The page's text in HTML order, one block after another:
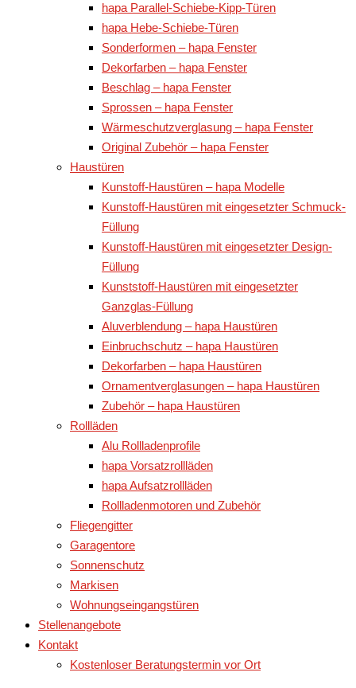
hapa Parallel-Schiebe-Kipp-Türen
hapa Hebe-Schiebe-Türen
Sonderformen – hapa Fenster
Dekorfarben – hapa Fenster
Beschlag – hapa Fenster
Sprossen – hapa Fenster
Wärmeschutzverglasung – hapa Fenster
Original Zubehör – hapa Fenster
Haustüren
Kunstoff-Haustüren – hapa Modelle
Kunstoff-Haustüren mit eingesetzter Schmuck-
Füllung
Kunstoff-Haustüren mit eingesetzter Design-
Füllung
Kunststoff-Haustüren mit eingesetzter
Ganzglas-Füllung
Aluverblendung – hapa Haustüren
Einbruchschutz – hapa Haustüren
Dekorfarben – hapa Haustüren
Ornamentverglasungen – hapa Haustüren
Zubehör – hapa Haustüren
Rollläden
Alu Rollladenprofile
hapa Vorsatzrollläden
hapa Aufsatzrollläden
Rollladenmotoren und Zubehör
Fliegengitter
Garagentore
Sonnenschutz
Markisen
Wohnungseingangstüren
Stellenangebote
Kontakt
Kostenloser Beratungstermin vor Ort